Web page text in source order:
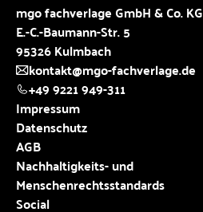
mgo fachverlage GmbH & Co. KG
E.-C.-Baumann-Str. 5
95326 Kulmbach
kontakt@mgo-fachverlage.de
+49 9221 949-311
Impressum
Datenschutz
AGB
Nachhaltigkeits- und
Menschenrechtsstandards
Social